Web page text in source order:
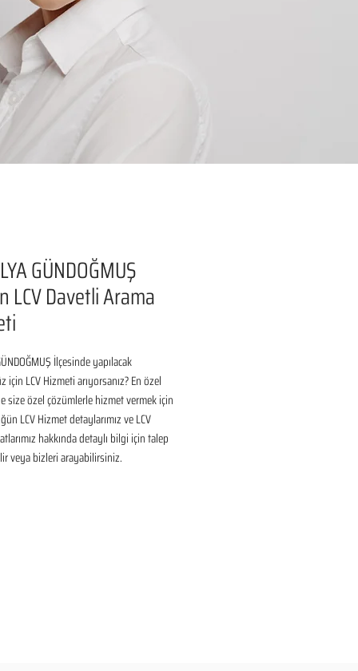
GÜNDOĞMUŞ
LCV Davetli Arama
İlçesinde yapılacak
LCV Hizmeti arıyorsanız? En özel
size özel çözümlerle hizmet vermek için
LCV Hizmet detaylarımız ve LCV
hakkında detaylı bilgi için talep
veya bizleri arayabilirsiniz.